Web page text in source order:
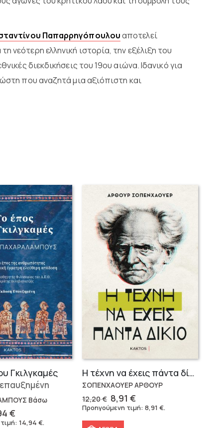
Παπαρρηγόπουλουαποτελεί
νεότερη ελληνική ιστορία, την εξέλιξη του
διεκδικήσεις του 19ου αιώνα. Ιδανικό για
που αναζητά μια αξιόπιστη και
Γκιλγκαμές
Βάσω
€
τρέχουσα
14,94€.
Η τέχνη να έχεις πάντα δίκιο – Άρθουρ Σοπενχάουερ
ΣΟΠΕΝΧΑΟΥΕΡ ΑΡΘΟΥΡ
12,20€ Original
price
12,20 €.
8,91€
τρέχουσα
Προηγούμενη τιμή:8,91€.